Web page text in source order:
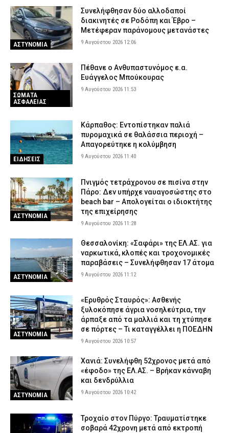
Χωρίς τις αισθήσεις του ανασύρθηκε 77χρονος από πηγάδι
στην Παλαγιά Αλεξανδρούπολης
ΕΙΔΗΣΕΙΣ 8 Αυγούστου 2026 21:35
προκλήθηκε από βραχυκύκλωμα σε φωτοβολταϊκό πάρκο
ΑΣΤΥΝΟΜΙΑ 8 Αυγούστου 2026 21:25
«Ερυθρός Σταυρός»: Σοκαριστική επίθεση σε νοσηλεύτρια στα
επείγοντα – Την τράβηξε από τα μαλλιά και τη γρονθοκόπησε
ΕΙΔΗΣΕΙΣ 8 Αυγούστου 2026 21:12
ΑΣΤΥΝΟΜΙΑ
Συνελήφθησαν δύο αλλοδαποί
διακινητές σε Ροδόπη και Έβρο –
Μετέφεραν παράνομους μετανάστες
9 Αυγούστου 2026 12:06
ΣΩΜΑΤΑ
ΑΣΦΑΛΕΙΑΣ
Πέθανε ο Ανθυπαστυνόμος ε.α.
Ευάγγελος Μπούκουρας
9 Αυγούστου 2026 11:53
ΕΙΔΗΣΕΙΣ
Κάρπαθος: Εντοπίστηκαν παλιά
πυρομαχικά σε θαλάσσια περιοχή –
Απαγορεύτηκε η κολύμβηση
9 Αυγούστου 2026 11:40
ΑΣΤΥΝΟΜΙΑ
Πνιγμός τετράχρονου σε πισίνα στην
Πάρο: Δεν υπήρχε ναυαγοσώστης στο
beach bar – Απολογείται ο ιδιοκτήτης
της επιχείρησης
9 Αυγούστου 2026 11:28
ΑΣΤΥΝΟΜΙΑ
Θεσσαλονίκη: «Σαφάρι» της ΕΛ.ΑΣ. για
ναρκωτικά, κλοπές και τροχονομικές
παραβάσεις – Συνελήφθησαν 17 άτομα
9 Αυγούστου 2026 11:12
ΑΣΤΥΝΟΜΙΑ
«Ερυθρός Σταυρός»: Ασθενής
ξυλοκόπησε άγρια νοσηλεύτρια, την
άρπαξε από τα μαλλιά και τη χτύπησε
σε πόρτες – Τι καταγγέλλει η ΠΟΕΔΗΝ
9 Αυγούστου 2026 10:57
ΑΣΤΥΝΟΜΙΑ
Χανιά: Συνελήφθη 52χρονος μετά από
«έφοδο» της ΕΛ.ΑΣ. – Βρήκαν κάνναβη
και δενδρύλλια
9 Αυγούστου 2026 10:42
Τροχαίο στον Πύργο: Τραυματίστηκε
σοβαρά 42χρονη μετά από εκτροπή